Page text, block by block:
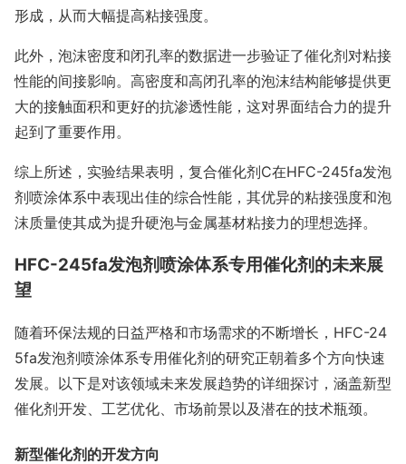
形成，从而大幅提高粘接强度。
此外，泡沫密度和闭孔率的数据进一步验证了催化剂对粘接
性能的间接影响。高密度和高闭孔率的泡沫结构能够提供更
大的接触面积和更好的抗渗透性能，这对界面结合力的提升
起到了重要作用。
综上所述，实验结果表明，复合催化剂C在HFC-245fa发泡
剂喷涂体系中表现出佳的综合性能，其优异的粘接强度和泡
沫质量使其成为提升硬泡与金属基材粘接力的理想选择。
HFC-245fa发泡剂喷涂体系专用催化剂的未来展
望
随着环保法规的日益严格和市场需求的不断增长，HFC-24
5fa发泡剂喷涂体系专用催化剂的研究正朝着多个方向快速
发展。以下是对该领域未来发展趋势的详细探讨，涵盖新型
催化剂开发、工艺优化、市场前景以及潜在的技术瓶颈。
新型催化剂的开发方向